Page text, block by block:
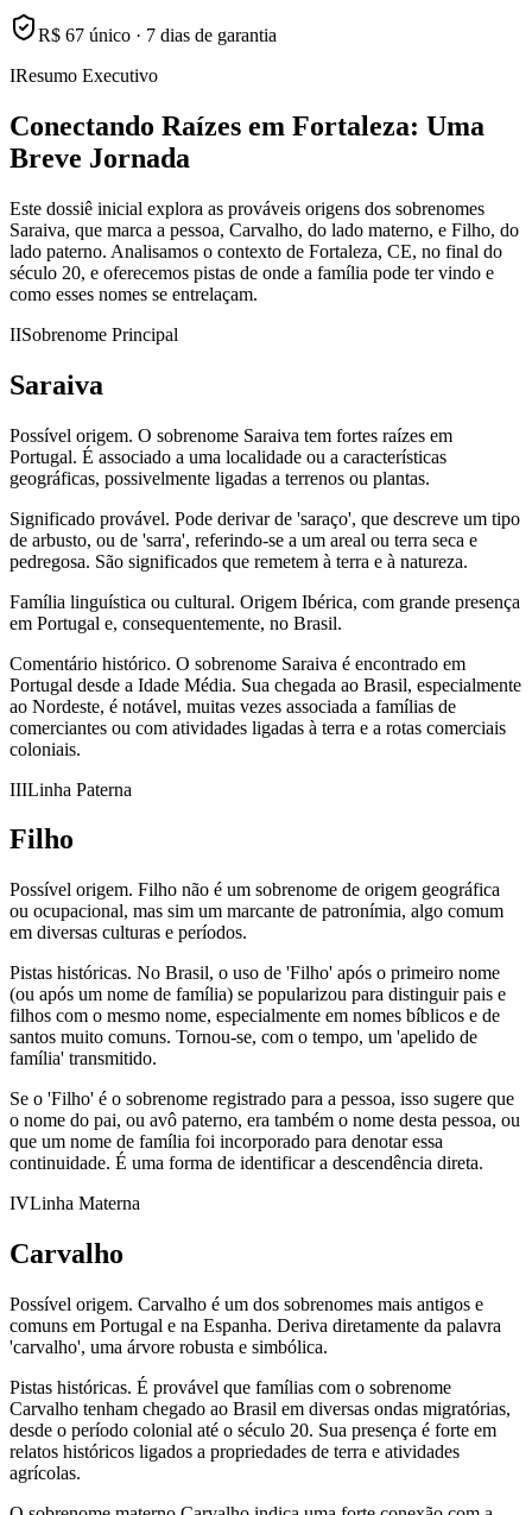
R$ 67 único · 7 dias de garantia
IResumo Executivo
Conectando Raízes em Fortaleza: Uma
Breve Jornada
Este dossiê inicial explora as prováveis origens dos sobrenomes
Saraiva, que marca a pessoa, Carvalho, do lado materno, e Filho, do
lado paterno. Analisamos o contexto de Fortaleza, CE, no final do
século 20, e oferecemos pistas de onde a família pode ter vindo e
como esses nomes se entrelaçam.
IISobrenome Principal
Saraiva
Possível origem. O sobrenome Saraiva tem fortes raízes em
Portugal. É associado a uma localidade ou a características
geográficas, possivelmente ligadas a terrenos ou plantas.
Significado provável. Pode derivar de 'saraço', que descreve um tipo
de arbusto, ou de 'sarra', referindo-se a um areal ou terra seca e
pedregosa. São significados que remetem à terra e à natureza.
Família linguística ou cultural. Origem Ibérica, com grande presença
em Portugal e, consequentemente, no Brasil.
Comentário histórico. O sobrenome Saraiva é encontrado em
Portugal desde a Idade Média. Sua chegada ao Brasil, especialmente
ao Nordeste, é notável, muitas vezes associada a famílias de
comerciantes ou com atividades ligadas à terra e a rotas comerciais
coloniais.
IIILinha Paterna
Filho
Possível origem. Filho não é um sobrenome de origem geográfica
ou ocupacional, mas sim um marcante de patronímia, algo comum
em diversas culturas e períodos.
Pistas históricas. No Brasil, o uso de 'Filho' após o primeiro nome
(ou após um nome de família) se popularizou para distinguir pais e
filhos com o mesmo nome, especialmente em nomes bíblicos e de
santos muito comuns. Tornou-se, com o tempo, um 'apelido de
família' transmitido.
Se o 'Filho' é o sobrenome registrado para a pessoa, isso sugere que
o nome do pai, ou avô paterno, era também o nome desta pessoa, ou
que um nome de família foi incorporado para denotar essa
continuidade. É uma forma de identificar a descendência direta.
IVLinha Materna
Carvalho
Possível origem. Carvalho é um dos sobrenomes mais antigos e
comuns em Portugal e na Espanha. Deriva diretamente da palavra
'carvalho', uma árvore robusta e simbólica.
Pistas históricas. É provável que famílias com o sobrenome
Carvalho tenham chegado ao Brasil em diversas ondas migratórias,
desde o período colonial até o século 20. Sua presença é forte em
relatos históricos ligados a propriedades de terra e atividades
agrícolas.